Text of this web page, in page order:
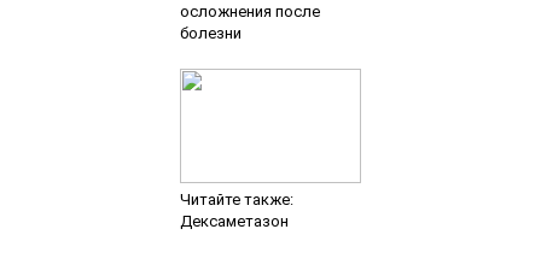
осложнения после
болезни
Читайте также:
Дексаметазон